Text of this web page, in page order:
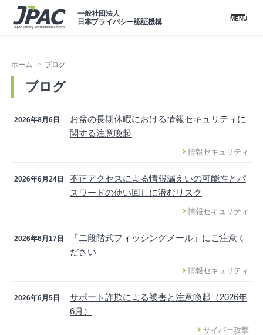
一般社団法人
日本プライバシー認証機構
MENU
ホーム ブログ
ブログ
2026年8月6日
お盆の長期休暇における情報セキュリティに
関する注意喚起
情報セキュリティ
2026年6月24日
不正アクセスによる情報漏えいの可能性とパ
スワードの使い回しに潜むリスク
情報セキュリティ
2026年6月17日
「二段階式フィッシングメール」にご注意く
ださい
情報セキュリティ
2026年6月5日
サポート詐欺による被害と注意喚起（2026年
6月）
サイバー攻撃